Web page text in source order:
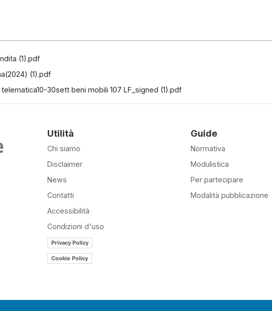
(1).pdf
(1).pdf
telematica10-30sett beni mobili 107 LF_signed (1).pdf
Utilità
Chi siamo
Disclaimer
News
Contatti
Accessibilità
Condizioni d'uso
Privacy Policy
Cookie Policy
Guide
Normativa
Modulistica
Per partecipare
Modalità pubblicazione